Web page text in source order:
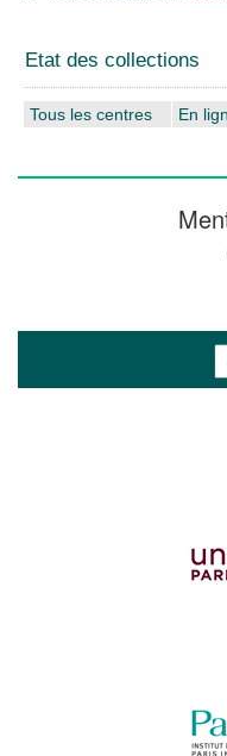
Etat des collections
Tous les centres En